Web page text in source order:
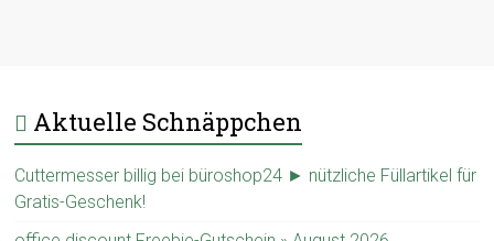
Aktuelle Schnäppchen
Cuttermesser billig bei büroshop24 ► nützliche Füllartikel für
Gratis-Geschenk!